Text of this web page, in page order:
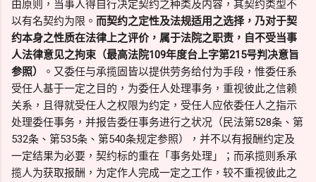
由原则，当事人得自行决定契约之种类及内容，其契约类型不
以有名契约为限。 而契约之定性及法规适用之选择，乃对于契
约本身之性质在法律上之评价，属于法院之职责，自不受当事
人法律意见之拘束（最高法院109年度台上字第215号判决意旨
参照）
。又委任与承揽固皆以提供劳务给付为手段，惟委任系
受任人基于一定之目的，为委任人处理事务，重视彼此之信赖
关系，且得就受任人之权限为约定，受任人应依委任人之指示
处理委任事务，并报告委任事务进行之状况（民法第528条、第
532条、第535条、第540条规定参照），并不以有报酬约定及
一定结果为必要，契约标的重在「事务处理」；而承揽则系承
揽人为获取报酬，为定作人完成一定之工作，较不重视彼此之